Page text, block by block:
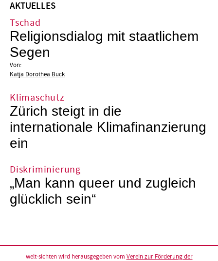
AKTUELLES
Tschad
Religionsdialog mit staatlichem
Segen
Von:
Katja Dorothea Buck
Klimaschutz
Zürich steigt in die
internationale Klimafinanzierung
ein
Diskriminierung
„Man kann queer und zugleich
glücklich sein“
welt-sichten wird herausgegeben vom Verein zur Förderung der